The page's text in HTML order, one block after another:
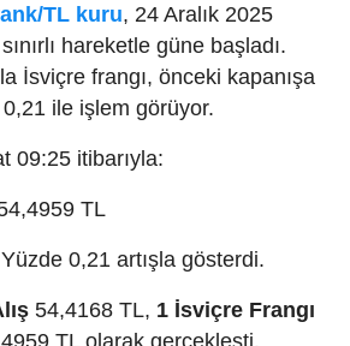
TL kuru, 24 Aralık 2025
hareketle güne başladı.
İsviçre frangı, önceki kapanışa
ile işlem görüyor.
09:25 itibarıyla:
TL
Yüzde 0,21 artışla gösterdi.
54,4168 TL, 1 İsviçre Frangı
TL olarak gerçekleşti.